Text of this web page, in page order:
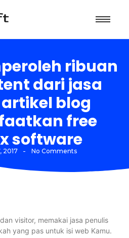
ribuan
dari jasa
blog
free
software
2017 - No Comments
visitor, memakai jasa penulis
yang pas untuk isi web Kamu.